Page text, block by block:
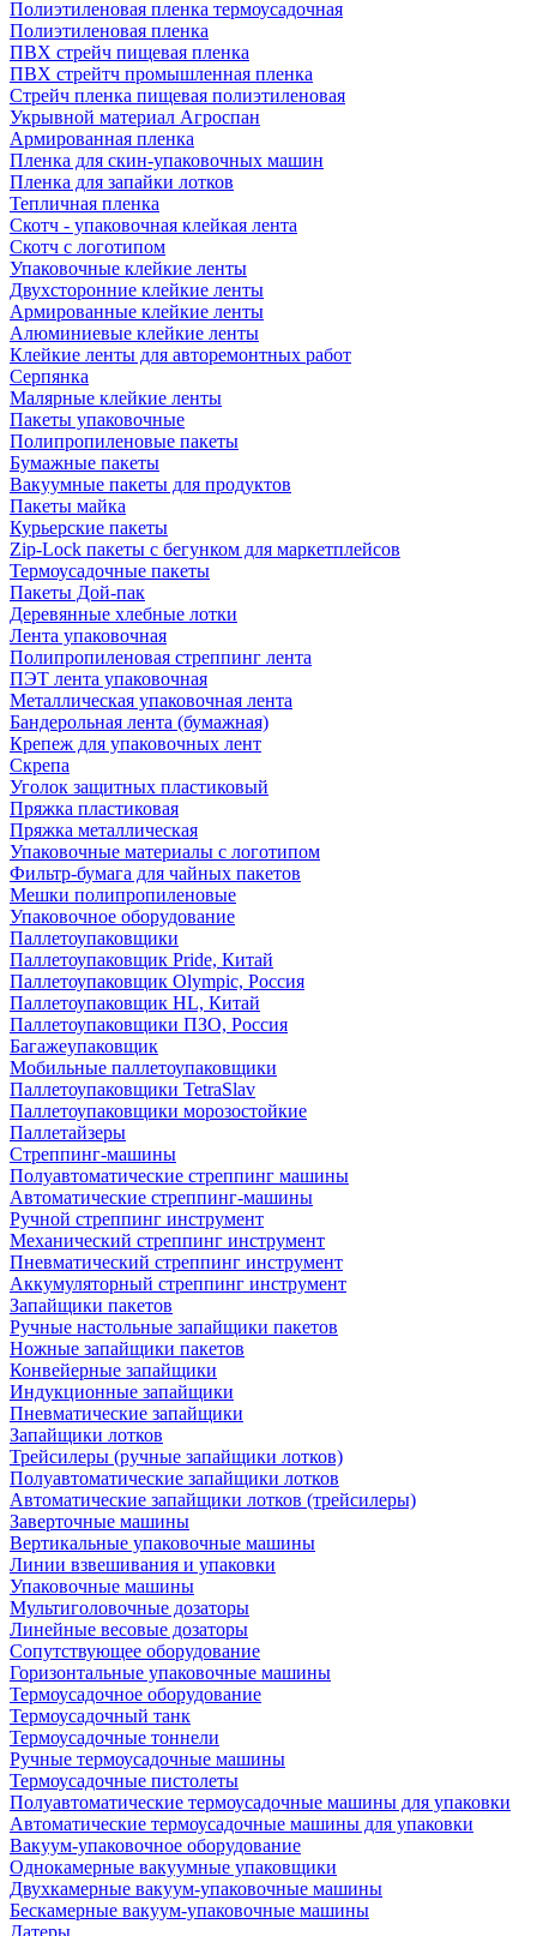
Полиэтиленовая пленка термоусадочная
Полиэтиленовая пленка
ПВХ стрейч пищевая пленка
ПВХ стрейтч промышленная пленка
Стрейч пленка пищевая полиэтиленовая
Укрывной материал Агроспан
Армированная пленка
Пленка для скин-упаковочных машин
Пленка для запайки лотков
Тепличная пленка
Скотч - упаковочная клейкая лента
Скотч с логотипом
Упаковочные клейкие ленты
Двухсторонние клейкие ленты
Армированные клейкие ленты
Алюминиевые клейкие ленты
Клейкие ленты для авторемонтных работ
Серпянка
Малярные клейкие ленты
Пакеты упаковочные
Полипропиленовые пакеты
Бумажные пакеты
Вакуумные пакеты для продуктов
Пакеты майка
Курьерские пакеты
Zip-Lock пакеты с бегунком для маркетплейсов
Термоусадочные пакеты
Пакеты Дой-пак
Деревянные хлебные лотки
Лента упаковочная
Полипропиленовая стреппинг лента
ПЭТ лента упаковочная
Металлическая упаковочная лента
Бандерольная лента (бумажная)
Крепеж для упаковочных лент
Скрепа
Уголок защитных пластиковый
Пряжка пластиковая
Пряжка металлическая
Упаковочные материалы с логотипом
Фильтр-бумага для чайных пакетов
Мешки полипропиленовые
Упаковочное оборудование
Паллетоупаковщики
Паллетоупаковщик Pride, Китай
Паллетоупаковщик Olympic, Россия
Паллетоупаковщик HL, Китай
Паллетоупаковщики ПЗО, Россия
Багажеупаковщик
Мобильные паллетоупаковщики
Паллетоупаковщики TetraSlav
Паллетоупаковщики морозостойкие
Паллетайзеры
Стреппинг-машины
Полуавтоматические стреппинг машины
Автоматические стреппинг-машины
Ручной стреппинг инструмент
Механический стреппинг инструмент
Пневматический стреппинг инструмент
Аккумуляторный стреппинг инструмент
Запайщики пакетов
Ручные настольные запайщики пакетов
Ножные запайщики пакетов
Конвейерные запайщики
Индукционные запайщики
Пневматические запайщики
Запайщики лотков
Трейсилеры (ручные запайщики лотков)
Полуавтоматические запайщики лотков
Автоматические запайщики лотков (трейсилеры)
Заверточные машины
Вертикальные упаковочные машины
Линии взвешивания и упаковки
Упаковочные машины
Мультиголовочные дозаторы
Линейные весовые дозаторы
Сопутствующее оборудование
Горизонтальные упаковочные машины
Термоусадочное оборудование
Термоусадочный танк
Термоусадочные тоннели
Ручные термоусадочные машины
Термоусадочные пистолеты
Полуавтоматические термоусадочные машины для упаковки
Автоматические термоусадочные машины для упаковки
Вакуум-упаковочное оборудование
Однокамерные вакуумные упаковщики
Двухкамерные вакуум-упаковочные машины
Бескамерные вакуум-упаковочные машины
Датеры